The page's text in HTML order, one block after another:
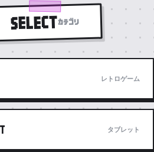
SELECTカテゴリ
レトロゲーム
タブレット